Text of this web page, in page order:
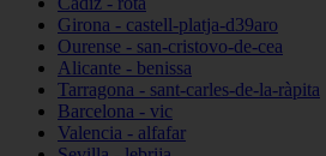
Girona - castell-platja-d39aro
Ourense - san-cristovo-de-cea
Alicante - benissa
Tarragona - sant-carles-de-la-ràpita
Barcelona - vic
Valencia - alfafar